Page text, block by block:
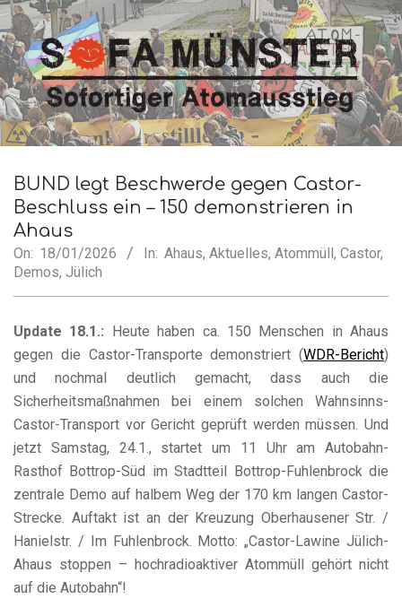
Skip
to
content
SofA
Münster
Navigation
Menu
BUND legt Beschwerde gegen Castor-
Beschluss ein – 150 demonstrieren in
Ahaus
On: 18/01/2026 In: Ahaus, Aktuelles, Atommüll , Castor,
Demos, Jülich
Update 18.1.:
Heute haben ca. 150 Menschen in Ahaus
gegen die Castor-Transporte demonstriert (WDR-Bericht)
und nochmal deutlich gemacht, dass auch die
Sicherheitsmaßnahmen bei einem solchen Wahnsinns-
Castor-Transport vor Gericht geprüft werden müssen. Und
jetzt Samstag, 24.1., startet um 11 Uhr am Autobahn-
Rasthof Bottrop-Süd im Stadtteil Bottrop-Fuhlenbrock die
zentrale Demo auf halbem Weg der 170 km langen Castor-
Strecke. Auftakt ist an der Kreuzung Oberhausener Str. /
Hanielstr. / Im Fuhlenbrock. Motto: „Castor-Lawine Jülich-
Ahaus stoppen – hochradioaktiver Atommüll gehört nicht
auf die Autobahn“!